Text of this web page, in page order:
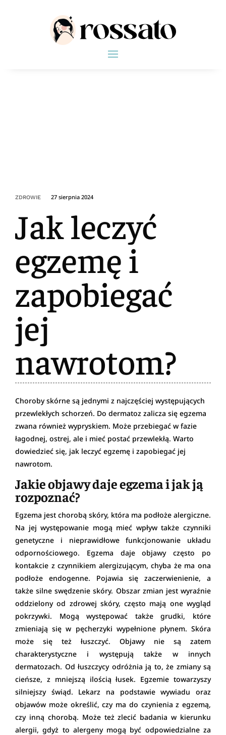
ZDROWIE 27 sierpnia 2024
Jak leczyć
egzemę i
zapobiegać
jej
nawrotom?
Choroby skórne są jednymi z najczęściej występujących
przewlekłych schorzeń. Do dermatoz zalicza się egzema
zwana również wypryskiem. Może przebiegać w fazie
łagodnej, ostrej, ale i mieć postać przewlekłą. Warto
dowiedzieć się, jak leczyć egzemę i zapobiegać jej
nawrotom.
Jakie objawy daje egzema i jak ją
rozpoznać?
Egzema jest chorobą skóry, która ma podłoże alergiczne.
Na jej występowanie mogą mieć wpływ także czynniki
genetyczne i nieprawidłowe funkcjonowanie układu
odpornościowego. Egzema daje objawy często po
kontakcie z czynnikiem alergizującym, chyba że ma ona
podłoże endogenne. Pojawia się zaczerwienienie, a
także silne swędzenie skóry. Obszar zmian jest wyraźnie
oddzielony od zdrowej skóry, często mają one wygląd
pokrzywki. Mogą występować także grudki, które
zmieniają się w pęcherzyki wypełnione płynem. Skóra
może się też łuszczyć. Objawy nie są zatem
charakterystyczne i występują także w innych
dermatozach. Od łuszczycy odróżnia ją to, że zmiany są
cieńsze, z mniejszą ilością łusek. Egzemie towarzyszy
silniejszy świąd. Lekarz na podstawie wywiadu oraz
objawów może określić, czy ma do czynienia z egzemą,
czy inną chorobą. Może też zlecić badania w kierunku
alergii, gdyż to alergeny mogą być odpowiedzialne za